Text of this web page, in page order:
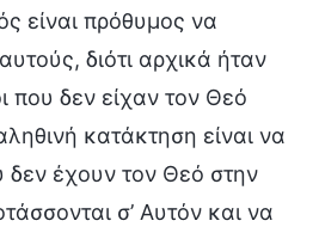
είναι πρόθυμος να
διότι αρχικά ήταν
που δεν είχαν τον Θεό
κατάκτηση είναι να
δεν έχουν τον Θεό στην
σ’ Αυτόν και να